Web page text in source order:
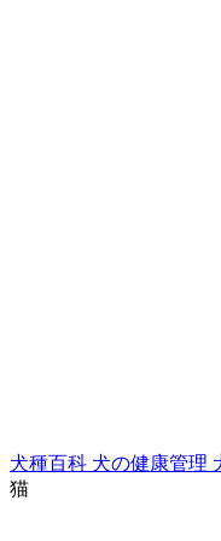
犬種百科 犬の健康管理
猫